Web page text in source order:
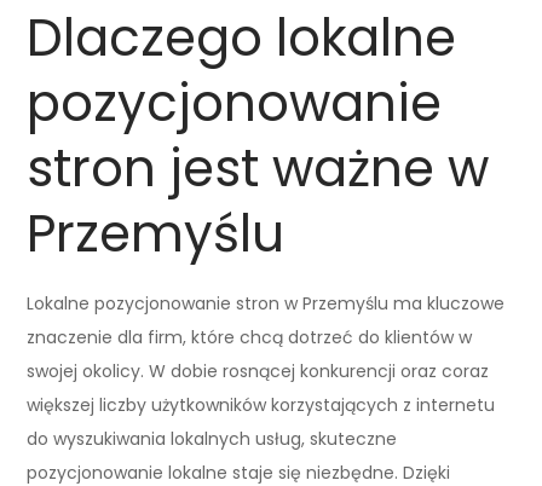
Dlaczego lokalne
pozycjonowanie
stron jest ważne w
Przemyślu
Lokalne pozycjonowanie stron w Przemyślu ma kluczowe
znaczenie dla firm, które chcą dotrzeć do klientów w
swojej okolicy. W dobie rosnącej konkurencji oraz coraz
większej liczby użytkowników korzystających z internetu
do wyszukiwania lokalnych usług, skuteczne
pozycjonowanie lokalne staje się niezbędne. Dzięki